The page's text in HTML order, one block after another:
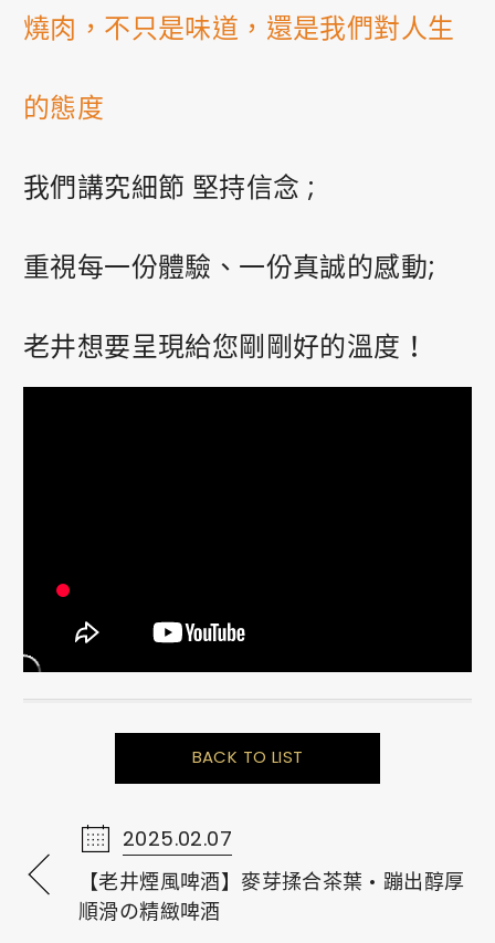
ウェブサイトマップ
PRIVACY FACEBOOK
燒肉，不只是味道，還是我們對人生
的態度
我們講究細節 堅持信念 ;
重視每一份體驗、一份真誠的感動;
老井想要呈現給您剛剛好的溫度！
2025.02.07
【老井煙風啤酒】麥芽揉合茶葉 • 蹦出醇厚
順滑の精緻啤酒
BACK TO LIST